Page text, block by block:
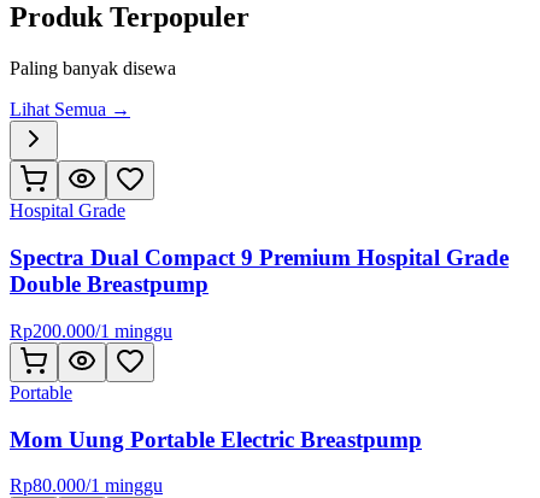
Produk Terpopuler
Paling banyak disewa
Lihat Semua →
Hospital Grade
Spectra Dual Compact 9 Premium Hospital Grade
Double Breastpump
Rp200.000/1 minggu
Portable
Mom Uung Portable Electric Breastpump
Rp80.000/1 minggu